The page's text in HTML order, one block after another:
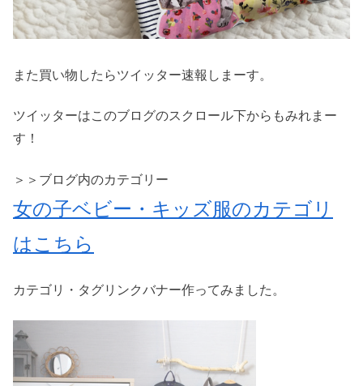
また買い物したらツイッター速報しまーす。
ツイッターはこのブログのスクロール下からもみれまー
す！
＞＞ブログ内のカテゴリー
女の子ベビー・キッズ服のカテゴリ
はこちら
カテゴリ・タグリンクバナー作ってみました。